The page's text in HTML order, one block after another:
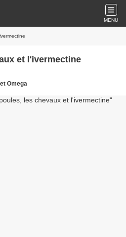
MENU
et l'ivermectine
Omega